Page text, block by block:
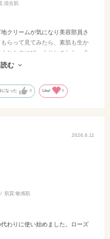
:混合肌
クリームが気になり美容部員さ
らって見てみたら、素肌も生か
れたのにびっくりしました。犬
くりしました。今回は予算オー
む
になった 0 Like! 0
2026.6.11
肌質:敏感肌
わりに使い始めました。ローズ